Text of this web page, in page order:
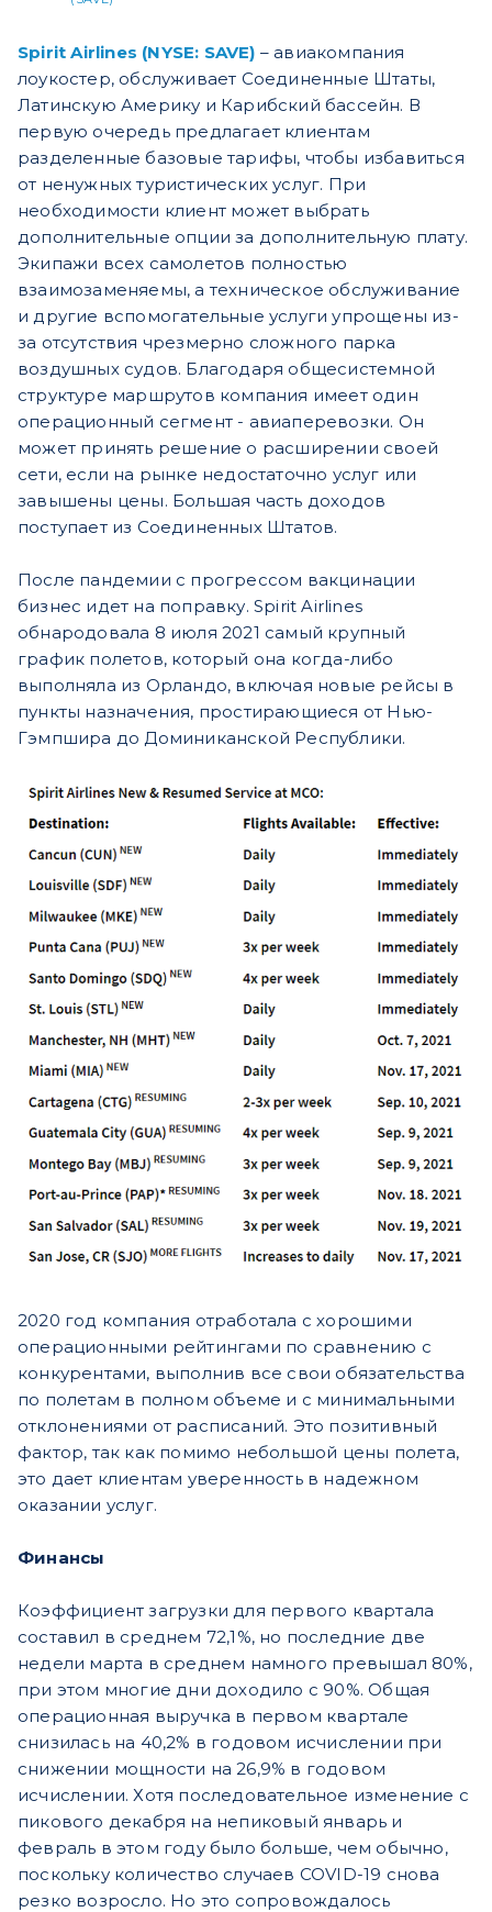
Spirit Airlines (NYSE: SAVE) – авиакомпания
лоукостер, обслуживает Соединенные Штаты,
Латинскую Америку и Карибский бассейн. В
первую очередь предлагает клиентам
разделенные базовые тарифы, чтобы избавиться
от ненужных туристических услуг. При
необходимости клиент может выбрать
дополнительные опции за дополнительную плату.
Экипажи всех самолетов полностью
взаимозаменяемы, а техническое обслуживание
и другие вспомогательные услуги упрощены из-
за отсутствия чрезмерно сложного парка
воздушных судов. Благодаря общесистемной
структуре маршрутов компания имеет один
операционный сегмент - авиаперевозки. Он
может принять решение о расширении своей
сети, если на рынке недостаточно услуг или
завышены цены. Большая часть доходов
поступает из Соединенных Штатов.
После пандемии с прогрессом вакцинации
бизнес идет на поправку. Spirit Airlines
обнародовала 8 июля 2021 самый крупный
график полетов, который она когда-либо
выполняла из Орландо, включая новые рейсы в
пункты назначения, простирающиеся от Нью-
Гэмпшира до Доминиканской Республики.
2020 год компания отработала с хорошими
операционными рейтингами по сравнению с
конкурентами, выполнив все свои обязательства
по полетам в полном объеме и с минимальными
отклонениями от расписаний. Это позитивный
фактор, так как помимо небольшой цены полета,
это дает клиентам уверенность в надежном
оказании услуг.
Финансы
Коэффициент загрузки для первого квартала
составил в среднем 72,1%, но последние две
недели марта в среднем намного превышал 80%,
при этом многие дни доходило с 90%. Общая
операционная выручка в первом квартале
снизилась на 40,2% в годовом исчислении при
снижении мощности на 26,9% в годовом
исчислении. Хотя последовательное изменение с
пикового декабря на непиковый январь и
февраль в этом году было больше, чем обычно,
поскольку количество случаев COVID-19 снова
резко возросло. Но это сопровождалось